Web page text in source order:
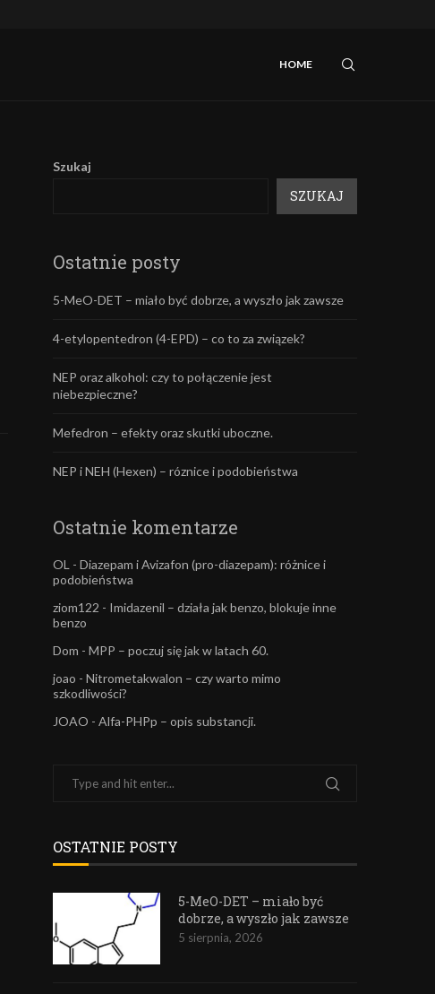
HOME
Szukaj
SZUKAJ
Ostatnie posty
5-MeO-DET – miało być dobrze, a wyszło jak zawsze
4-etylopentedron (4-EPD) – co to za związek?
NEP oraz alkohol: czy to połączenie jest
niebezpieczne?
Mefedron – efekty oraz skutki uboczne.
NEP i NEH (Hexen) – róznice i podobieństwa
Ostatnie komentarze
OL - Diazepam i Avizafon (pro-diazepam): różnice i
podobieństwa
ziom122 - Imidazenil – działa jak benzo, blokuje inne
benzo
Dom - MPP – poczuj się jak w latach 60.
joao - Nitrometakwalon – czy warto mimo
szkodliwości?
JOAO - Alfa-PHPp – opis substancji.
OSTATNIE POSTY
5-MeO-DET – miało być
dobrze, a wyszło jak zawsze
5 sierpnia, 2026